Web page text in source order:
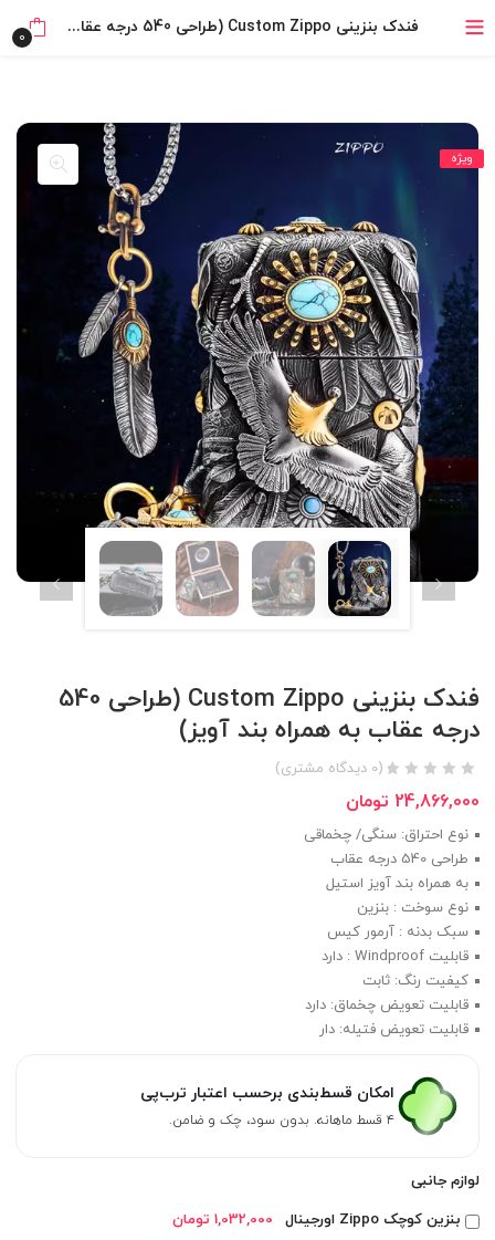
فندک بنزینی Custom Zippo (طراحی 540 درجه عقاب به همراه بند آویز) 0
ویژه
فندک بنزینی Custom Zippo (طراحی 540
درجه عقاب به همراه بند آویز)
(
0 دیدگاه مشتری)
24,866,000 تومان
نوع احتراق: سنگی/ چخماقی
طراحی 540 درجه عقاب
به همراه بند آویز استیل
نوع سوخت : بنزین
سبک بدنه : آرمور کیس
قابلیت Windproof : دارد
کیفیت رنگ: ثابت
قابلیت تعویض چخماق: دارد
قابلیت تعویض فتیله: دار
امکان قسط‌بندی برحسب اعتبار ترب‌پی
۴ قسط ماهانه. بدون سود، چک و ضامن.
لوازم جانبی
بنزین کوچک Zippo اورجینال
1,032,000 تومان